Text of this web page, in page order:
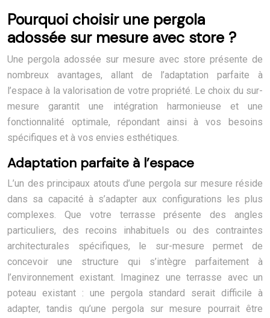
Pourquoi choisir une pergola
adossée sur mesure avec store ?
Une pergola adossée sur mesure avec store présente de
nombreux avantages, allant de l’adaptation parfaite à
l’espace à la valorisation de votre propriété. Le choix du sur-
mesure garantit une intégration harmonieuse et une
fonctionnalité optimale, répondant ainsi à vos besoins
spécifiques et à vos envies esthétiques.
Adaptation parfaite à l’espace
L’un des principaux atouts d’une pergola sur mesure réside
dans sa capacité à s’adapter aux configurations les plus
complexes. Que votre terrasse présente des angles
particuliers, des recoins inhabituels ou des contraintes
architecturales spécifiques, le sur-mesure permet de
concevoir une structure qui s’intègre parfaitement à
l’environnement existant. Imaginez une terrasse avec un
poteau existant : une pergola standard serait difficile à
adapter, tandis qu’une pergola sur mesure pourrait être